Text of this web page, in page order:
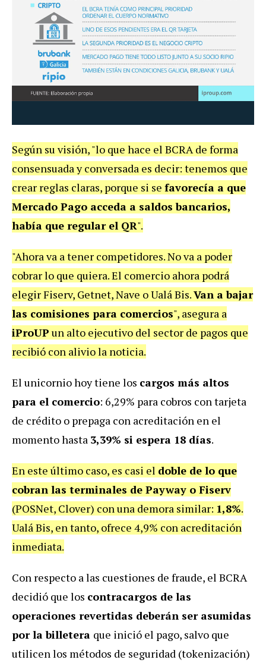
Según su visión, "lo que hace el BCRA de forma
consensuada y conversada es decir: tenemos que
crear reglas claras, porque si se favorecía a que
Mercado Pago acceda a saldos bancarios,
había que regular el QR".
"Ahora va a tener competidores. No va a poder
cobrar lo que quiera. El comercio ahora podrá
elegir Fiserv, Getnet, Nave o Ualá Bis.Van a bajar
las comisiones para comercios", asegura a
iProUP un alto ejecutivo del sector de pagos que
recibió con alivio la noticia.
El unicornio hoy tiene los cargos más altos
para el comercio: 6,29% para cobros con tarjeta
de crédito o prepaga con acreditación en el
momento hasta 3,39% si espera 18 días.
En este último caso, es casi el doble de lo que
cobran las terminales de Payway o Fiserv
(POSNet, Clover) con una demora similar: 1,8%.
Ualá Bis, en tanto, ofrece 4,9% con acreditación
inmediata.
Con respecto a las cuestiones de fraude, el BCRA
decidió que los contracargos de las
operaciones revertidas deberán ser asumidas
por la billetera que inició el pago, salvo que
utilicen los métodos de seguridad (tokenización)